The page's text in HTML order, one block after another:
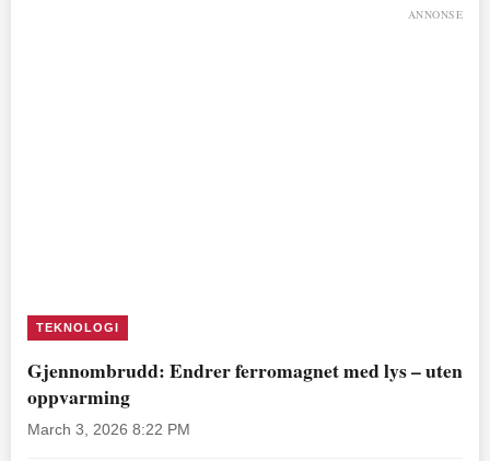
ANNONSE
TEKNOLOGI
Gjennombrudd: Endrer ferromagnet med lys – uten
oppvarming
March 3, 2026 8:22 PM